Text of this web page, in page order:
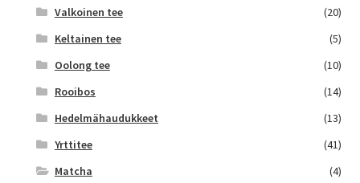
Valkoinen tee
(20)
Keltainen tee
(5)
Oolong tee
(10)
Rooibos
(14)
Hedelmähaudukkeet
(13)
Yrttitee
(41)
Matcha
(4)